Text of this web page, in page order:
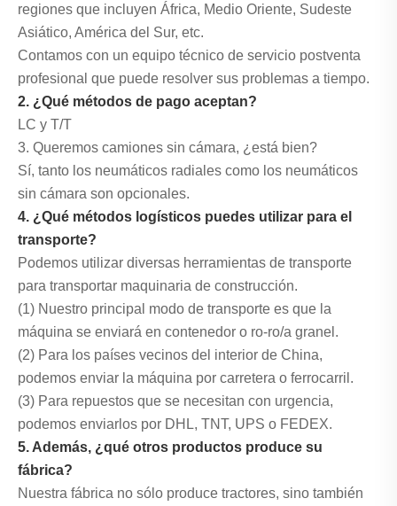
regiones que incluyen África, Medio Oriente, Sudeste
Asiático, América del Sur, etc.
Contamos con un equipo técnico de servicio postventa
profesional que puede resolver sus problemas a tiempo.
2. ¿Qué métodos de pago aceptan?
LC y T/T
3. Queremos camiones sin cámara, ¿está bien?
Sí, tanto los neumáticos radiales como los neumáticos
sin cámara son opcionales.
4. ¿Qué métodos logísticos puedes utilizar para el
transporte?
Podemos utilizar diversas herramientas de transporte
para transportar maquinaria de construcción.
(1) Nuestro principal modo de transporte es que la
máquina se enviará en contenedor o ro-ro/a granel.
(2) Para los países vecinos del interior de China,
podemos enviar la máquina por carretera o ferrocarril.
(3) Para repuestos que se necesitan con urgencia,
podemos enviarlos por DHL, TNT, UPS o FEDEX.
5. Además, ¿qué otros productos produce su
fábrica?
Nuestra fábrica no sólo produce tractores, sino también